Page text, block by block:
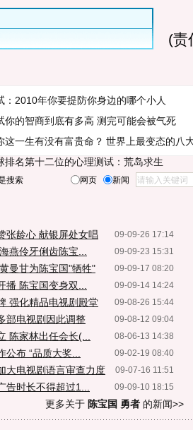
(责
：2010年你要提防你身边的哪个小人
你的智商到底有多高 测完可能会被气死
这一生有没有富贵命？ 世界上最变态的八
排名第十二位的心理测试：荒岛求生
搜索 网页 新闻
09-09-26 17:14
张龄心 献银屏处女唱
09-09-23 15:31
燕伶牙俐齿陈宝...
09-09-17 08:20
曼甘为陈宝国"牺牲"
09-09-14 14:24
播 陈宝国变身双...
09-08-26 15:44
强化精品电视剧殿堂
09-08-12 09:04
部电视剧因此调整
08-06-13 14:38
陈家林出任会长(...
09-02-19 08:40
布 “品质大奖...
09-07-16 11:51
大电视剧语言审查力度
09-09-10 18:15
告时长不得超过1...
更多关于 陈宝国 勇者 的新闻>>